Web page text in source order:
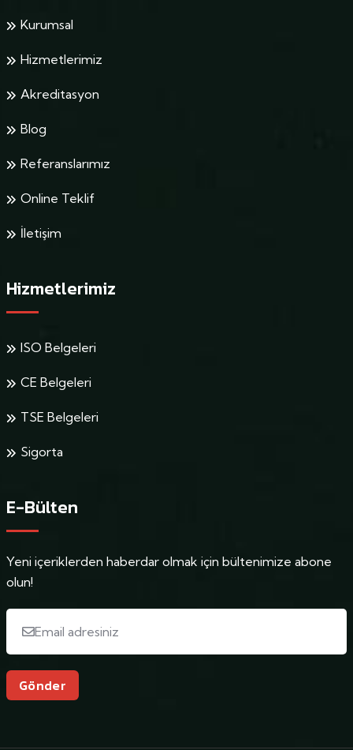
Kurumsal
Hizmetlerimiz
Akreditasyon
Blog
Referanslarımız
Online Teklif
İletişim
Hizmetlerimiz
ISO Belgeleri
CE Belgeleri
TSE Belgeleri
Sigorta
E-Bülten
Yeni içeriklerden haberdar olmak için bültenimize abone
olun!
Gönder